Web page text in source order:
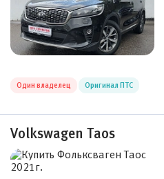
Один владелец Оригинал ПТС
Volkswagen Taos